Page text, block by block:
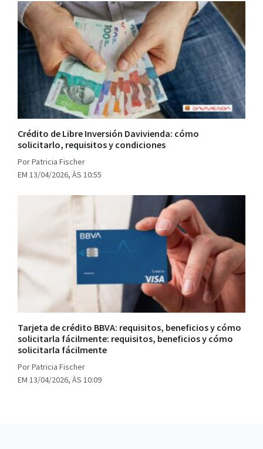
Crédito de Libre Inversión Davivienda: cómo
solicitarlo, requisitos y condiciones
Por Patricia Fischer
EM 13/04/2026, ÀS 10:55
Tarjeta de crédito BBVA: requisitos, beneficios y cómo
solicitarla fácilmente: requisitos, beneficios y cómo
solicitarla fácilmente
Por Patricia Fischer
EM 13/04/2026, ÀS 10:09